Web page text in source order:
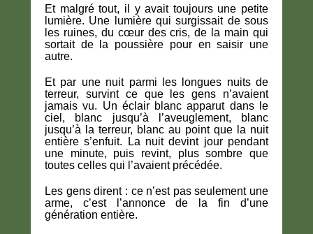
Et malgré tout, il y avait toujours une petite
lumière. Une lumière qui surgissait de sous
les ruines, du cœur des cris, de la main qui
sortait de la poussière pour en saisir une
autre.
Et par une nuit parmi les longues nuits de
terreur, survint ce que les gens n’avaient
jamais vu. Un éclair blanc apparut dans le
ciel, blanc jusqu’à l’aveuglement, blanc
jusqu’à la terreur, blanc au point que la nuit
entière s’enfuit. La nuit devint jour pendant
une minute, puis revint, plus sombre que
toutes celles qui l’avaient précédée.
Les gens dirent : ce n’est pas seulement une
arme, c’est l’annonce de la fin d’une
génération entière.